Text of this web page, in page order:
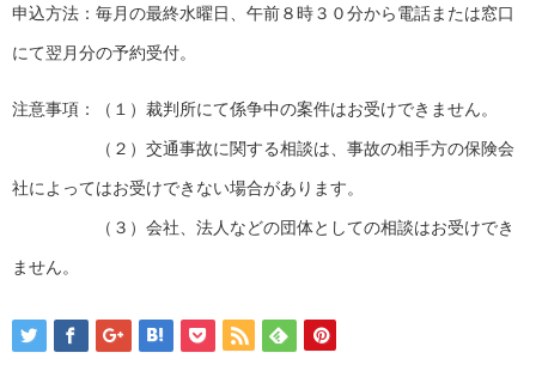
申込方法：毎月の最終水曜日、午前８時３０分から電話または窓口
にて翌月分の予約受付。
注意事項：（１）裁判所にて係争中の案件はお受けできません。
（２）交通事故に関する相談は、事故の相手方の保険会
社によってはお受けできない場合があります。
（３）会社、法人などの団体としての相談はお受けでき
ません。